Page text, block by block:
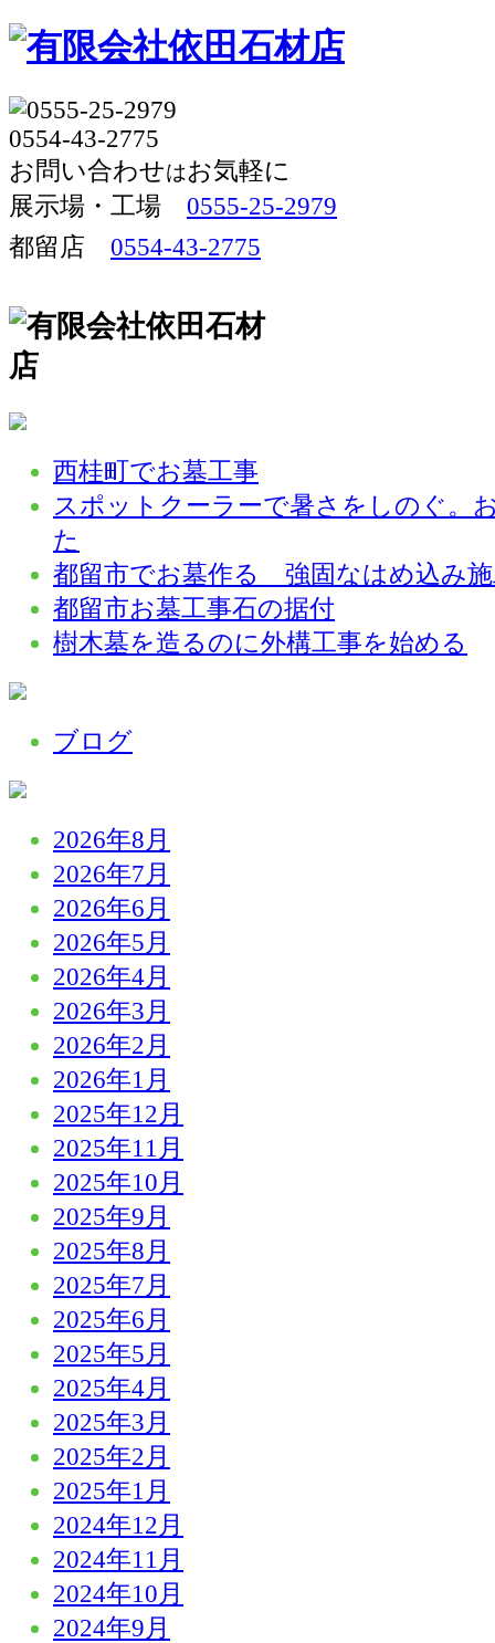
お問い合わせはお気軽に
展示場・工場  0555-25-2979
都留店 0554-43-2775
西桂町でお墓工事
スポットクーラーで暑さをしのぐ。
た
都留市でお墓作る 強固なはめ込み
都留市お墓工事石の据付
樹木墓を造るのに外構工事を始める
ブログ
2026年8月
2026年7月
2026年6月
2026年5月
2026年4月
2026年3月
2026年2月
2026年1月
2025年12月
2025年11月
2025年10月
2025年9月
2025年8月
2025年7月
2025年6月
2025年5月
2025年4月
2025年3月
2025年2月
2025年1月
2024年12月
2024年11月
2024年10月
2024年9月